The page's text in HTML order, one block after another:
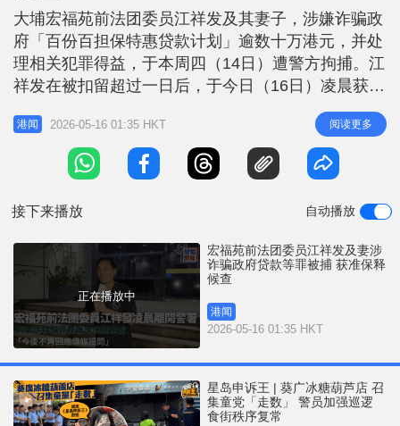
n
c
t
大埔宏福苑前法团委员江祥发及其妻子，涉嫌诈骗政
府「百份百担保特惠贷款计划」逾数十万港元，并处
理相关犯罪得益，于本周四（14日）遭警方拘捕。江
祥发在被扣留超过一日后，于今日（16日）凌晨获准
保释候查，并于约0时35分步出荃湾警署。 凌晨离开
警署 拒绝回应问题 江祥发身穿便服，神色疲惫地走
出警署。现场已有传媒守候，江面对镜头时先行开
腔，他语气平静表示：「多谢大家支持同关心。」但
港闻 2026-05-16 01:35 HKT 阅读更多
接下来播放 自动播放
正在播放中
宏福苑前法团委员江祥发及妻涉
诈骗政府贷款等罪被捕 获准保释
候查
港闻
2026-05-16 01:35 HKT
星岛申诉王 | 葵广冰糖葫芦店 召
集童党「走数」 警员加强巡逻
食街秩序复常